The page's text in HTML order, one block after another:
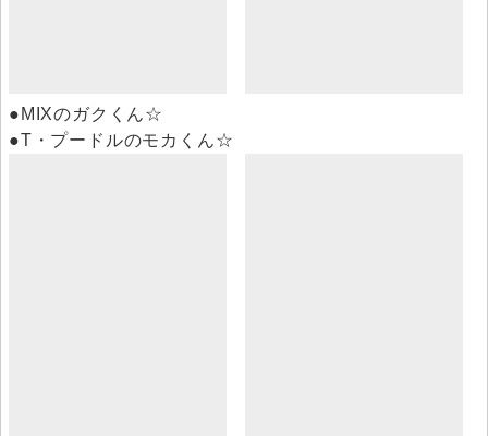
●MIXのガクくん☆
●T・プードルのモカくん☆